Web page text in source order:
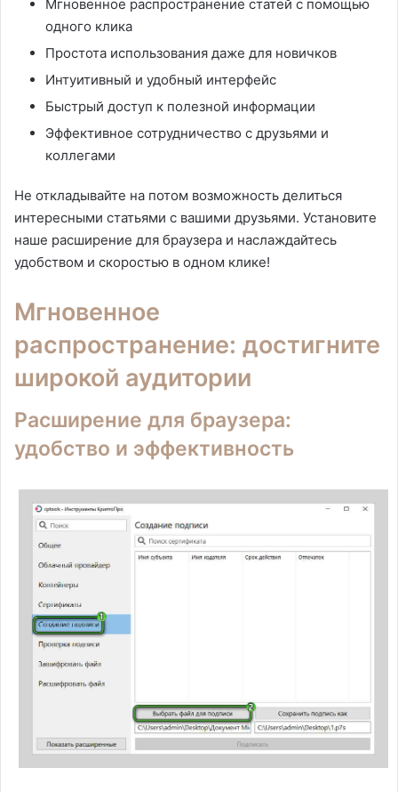
Мгновенное распространение статей с помощью
одного клика
Простота использования даже для новичков
Интуитивный и удобный интерфейс
Быстрый доступ к полезной информации
Эффективное сотрудничество с друзьями и
коллегами
Не откладывайте на потом возможность делиться
интересными статьями с вашими друзьями. Установите
наше расширение для браузера и наслаждайтесь
удобством и скоростью в одном клике!
Мгновенное
распространение: достигните
широкой аудитории
Расширение для браузера:
удобство и эффективность